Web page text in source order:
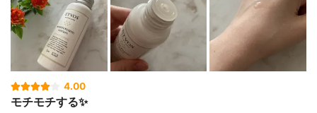
4.00
モチモチする✨